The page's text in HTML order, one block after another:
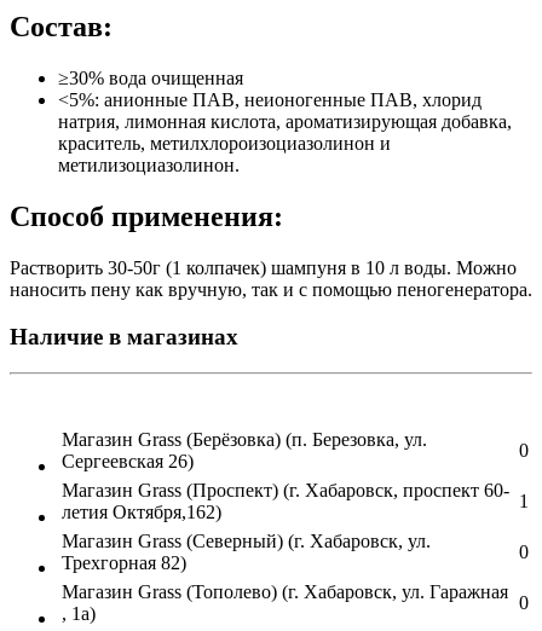
Состав:
≥30% вода очищенная
<5%: анионные ПАВ, неионогенные ПАВ, хлорид
натрия, лимонная кислота, ароматизирующая добавка,
краситель, метилхлороизоциазолинон и
метилизоциазолинон.
Способ применения:
Растворить 30-50г (1 колпачек) шампуня в 10 л воды. Можно
наносить пену как вручную, так и с помощью пеногенератора.
Наличие в магазинах
Магазин Grass (Берёзовка) (п. Березовка, ул.
Сергеевская 26)
0
Магазин Grass (Проспект) (г. Хабаровск, проспект 60-
летия Октября,162)
1
Магазин Grass (Северный) (г. Хабаровск, ул.
Трехгорная 82)
0
Магазин Grass (Тополево) (г. Хабаровск, ул. Гаражная
, 1а)
0